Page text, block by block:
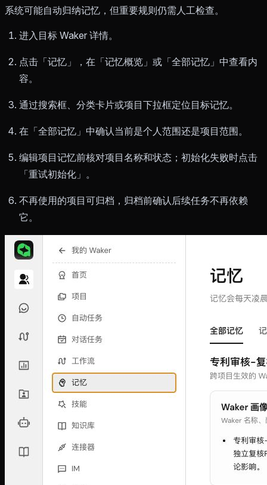
系统可能自动归纳记忆，但重要规则仍需人工检查。
进入目标 Waker 详情。
点击「记忆」，在「记忆概览」或「全部记忆」中查看内
容。
通过搜索框、分类卡片或项目下拉框定位目标记忆。
在「全部记忆」中确认当前是个人范围还是项目范围。
编辑项目记忆前核对项目名称和状态；初始化失败时点击
「重试初始化」。
不再使用的项目可归档，归档前确认后续任务不再依赖
它。